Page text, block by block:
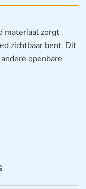
materiaal zorgt
zichtbaar bent. Dit
openbare